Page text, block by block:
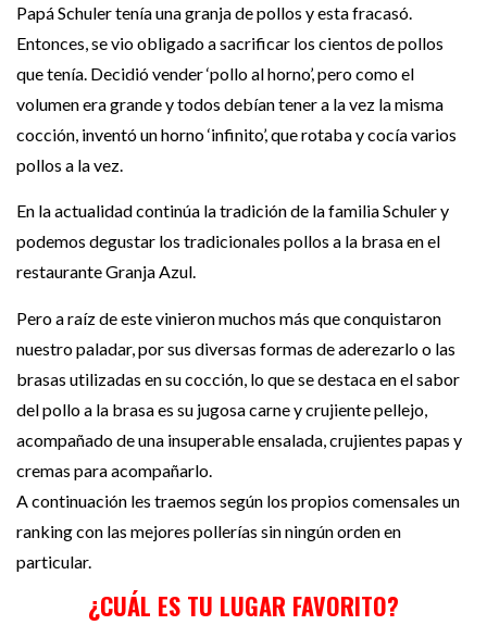
Papá Schuler tenía una granja de pollos y esta fracasó.
Entonces, se vio obligado a sacrificar los cientos de pollos
que tenía. Decidió vender ‘pollo al horno’, pero como el
volumen era grande y todos debían tener a la vez la misma
cocción, inventó un horno ‘infinito’, que rotaba y cocía varios
pollos a la vez.
En la actualidad continúa la tradición de la familia Schuler y
podemos degustar los tradicionales pollos a la brasa en el
restaurante Granja Azul.
Pero a raíz de este vinieron muchos más que conquistaron
nuestro paladar, por sus diversas formas de aderezarlo o las
brasas utilizadas en su cocción, lo que se destaca en el sabor
del pollo a la brasa es su jugosa carne y crujiente pellejo,
acompañado de una insuperable ensalada, crujientes papas y
cremas para acompañarlo.
A continuación les traemos según los propios comensales un
ranking con las mejores pollerías sin ningún orden en
particular.
¿CUÁL ES TU LUGAR FAVORITO?